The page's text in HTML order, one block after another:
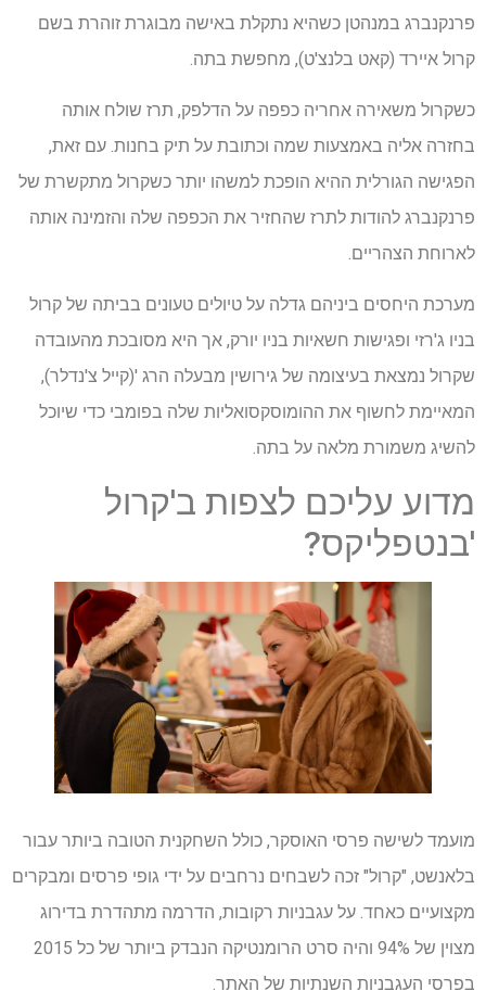
פרנקנברג במנהטן כשהיא נתקלת באישה מבוגרת זוהרת בשם
קרול איירד (קאט בלנצ'ט), מחפשת בתה.
כשקרול משאירה אחריה כפפה על הדלפק, תרז שולח אותה
בחזרה אליה באמצעות שמה וכתובת על תיק בחנות. עם זאת,
הפגישה הגורלית ההיא הופכת למשהו יותר כשקרול מתקשרת של
פרנקנברג להודות לתרז שהחזיר את הכפפה שלה והזמינה אותה
לארוחת הצהריים.
מערכת היחסים ביניהם גדלה על טיולים טעונים בביתה של קרול
בניו ג'רזי ופגישות חשאיות בניו יורק, אך היא מסובכת מהעובדה
שקרול נמצאת בעיצומה של גירושין מבעלה הרג '(קייל צ'נדלר),
המאיימת לחשוף את ההומוסקסואליות שלה בפומבי כדי שיוכל
להשיג משמורת מלאה על בתה.
מדוע עליכם לצפות ב'קרול
'בנטפליקס?
מועמד לשישה פרסי האוסקר, כולל השחקנית הטובה ביותר עבור
בלאנשט, "קרול" זכה לשבחים נרחבים על ידי גופי פרסים ומבקרים
מקצועיים כאחד. על עגבניות רקובות, הדרמה מתהדרת בדירוג
מצוין של 94% והיה סרט הרומנטיקה הנבדק ביותר של כל 2015
בפרסי העגבניות השנתיות של האתר.